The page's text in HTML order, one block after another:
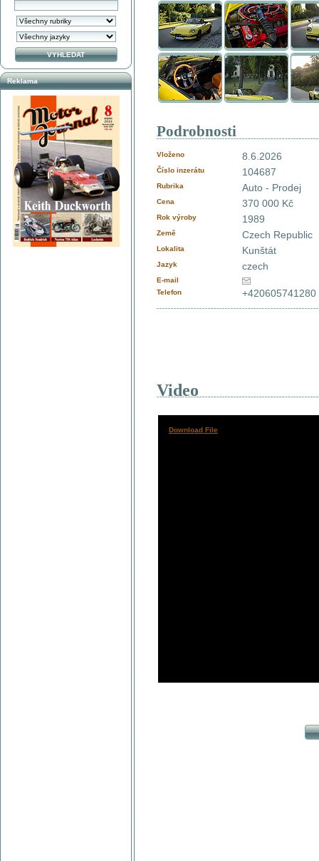
Podrobnosti
Vloženo 8.6.2026
Číslo inzerátu 104687
Rubrika Auto - Prodej
Cena 370 000 Kč
Rok výroby 1989
Země Czech Republic
Lokalita Kunštát
Jazyk czech
E-mail
Telefon
+420605741280
Video
Download File
Reklama